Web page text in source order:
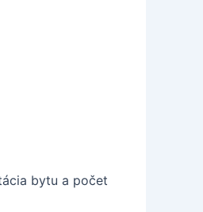
bytu a počet